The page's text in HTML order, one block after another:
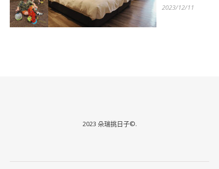
2023/12/11
2023 朵瑞挑日子©.